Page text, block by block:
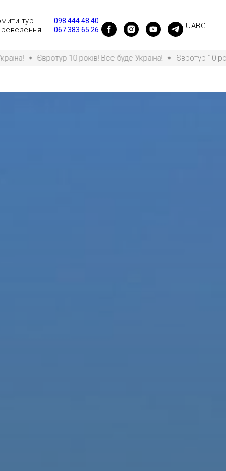
тур
098 444 48 40
067 383 65 26
UABG
10 років! Все буде Україна! Євротур 10 років! Все буде